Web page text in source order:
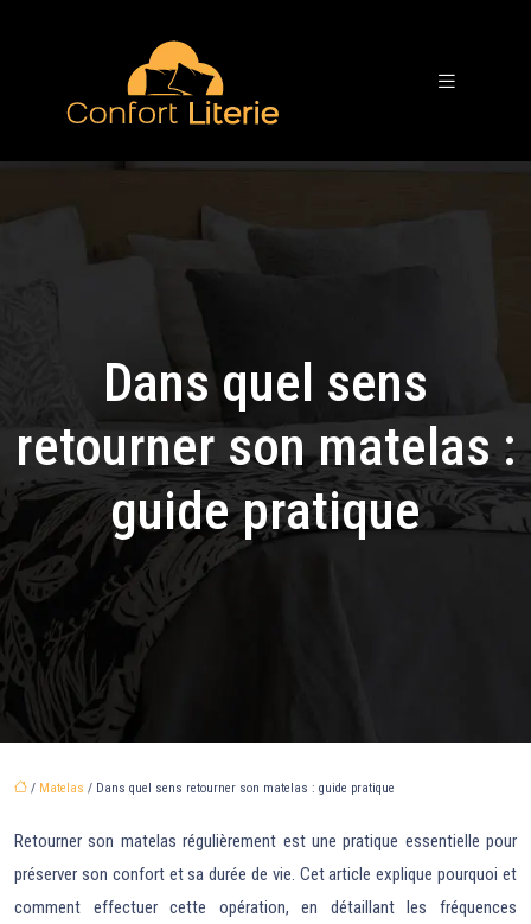
Dans quel sens
retourner son matelas :
guide pratique
/ Matelas / Dans quel sens retourner son matelas : guide pratique
Retourner son matelas régulièrement est une pratique essentielle pour
préserver son confort et sa durée de vie. Cet article explique pourquoi et
comment effectuer cette opération, en détaillant les fréquences